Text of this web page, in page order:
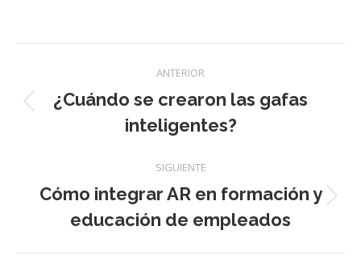
Facebook
X
LinkedInWhatsApp
Navegación
entre
ANTERIOR
Publicación
anterior:
¿Cuándo se crearon las gafas
inteligentes?
SIGUIENTE
Publicación
siguiente:
Cómo integrar AR en formación y
educación de empleados